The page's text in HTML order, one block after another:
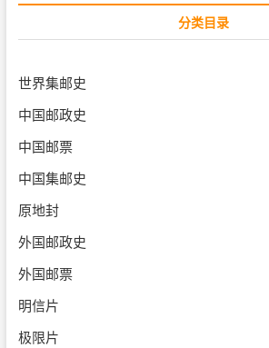
分类目录
世界集邮史
中国邮政史
中国邮票
中国集邮史
原地封
外国邮政史
外国邮票
明信片
极限片